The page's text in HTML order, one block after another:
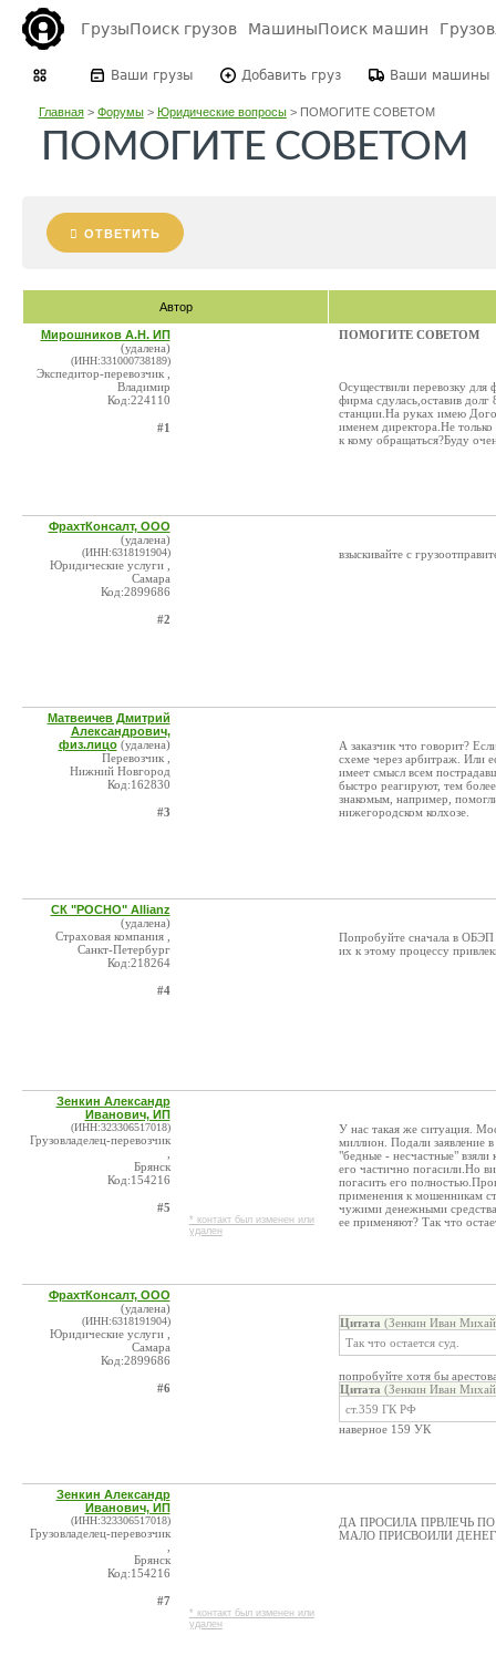
ГрузыПоиск грузов МашиныПоиск машин
Ваши грузы Добавить груз Ваши машины
Главная> Форумы> Юридические вопросы> ПОМОГИТЕ СОВЕТОМ
ПОМОГИТЕ СОВЕТОМ
ОТВЕТИТЬ
Автор
Мирошников А.Н. ИП
(удалена)
(ИНН:331000738189)
Экспедитор-перевозчик ,
Владимир
Код:224110
#1
ПОМОГИТЕ СОВЕТОМ
Осуществили перевозку для
фирма сдулась,оставив
станции.На руках имею
именем директора.Не
к кому обращаться?Буду
ФрахтКонсалт, ООО
(удалена)
(ИНН:6318191904)
Юридические услуги ,
Самара
Код:2899686
#2
взыскивайте с
Матвеичев Дмитрий
Александрович,
физ.лицо (удалена)
Перевозчик ,
Нижний Новгород
Код:162830
#3
А заказчик что говорит?
схеме через арбитраж. Или
имеет смысл всем
быстро реагируют, тем
знакомым, например,
нижегородском колхозе.
СК "РОСНО" Allianz
(удалена)
Страховая компания ,
Санкт-Петербург
Код:218264
#4
Попробуйте сначала в ОБЭП
их к этому процессу
Зенкин Александр
Иванович, ИП
(ИНН:323306517018)
Грузовладелец-перевозчик
Брянск
Код:154216
#5
* контакт был изменен или
удален
У нас такая же ситуация.
миллион. Подали заявление
"бедные - несчастные"
его частично погасили.Но
погасить его
применения к мошенникам
чужими денежными
ее применяют? Так что
ФрахтКонсалт, ООО
(удалена)
(ИНН:6318191904)
Юридические услуги ,
Самара
Код:2899686
#6
Цитата (Зенкин Иван
Так что остается суд.
попробуйте хотя бы
Цитата (Зенкин Иван
ст.359 ГК РФ
наверное 159 УК
Зенкин Александр
Иванович, ИП
(ИНН:323306517018)
Грузовладелец-перевозчик
Брянск
Код:154216
#7
* контакт был изменен или
удален
ДА ПРОСИЛА ПРВЛЕЧЬ
МАЛО ПРИСВОИЛИ